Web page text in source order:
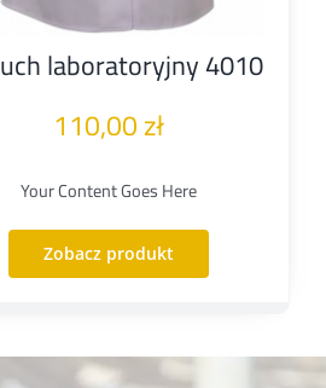
laboratoryjny 4010
110,00zł
Your Content Goes Here
Zobacz produkt